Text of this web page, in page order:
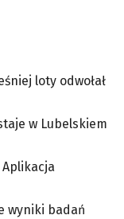
loty odwołał
w Lubelskiem
wyniki badań